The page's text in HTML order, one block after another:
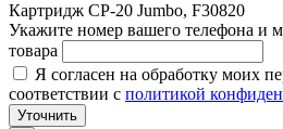
Картридж CP-20 Jumbo, F30820
Укажите номер вашего телефона и
товара
Я согласен на обработку моих
соответствии с политикой
Уточнить